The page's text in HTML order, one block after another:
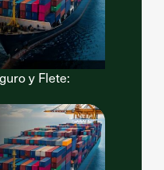
y Flete: